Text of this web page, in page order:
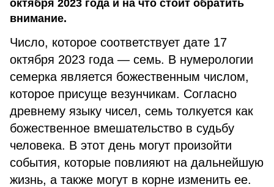
октября 2023 года и на что стоит обратить
внимание.
Число, которое соответствует дате 17
октября 2023 года — семь. В нумерологии
семерка является божественным числом,
которое присуще везунчикам. Согласно
древнему языку чисел, семь толкуется как
божественное вмешательство в судьбу
человека. В этот день могут произойти
события, которые повлияют на дальнейшую
жизнь, а также могут в корне изменить ее.